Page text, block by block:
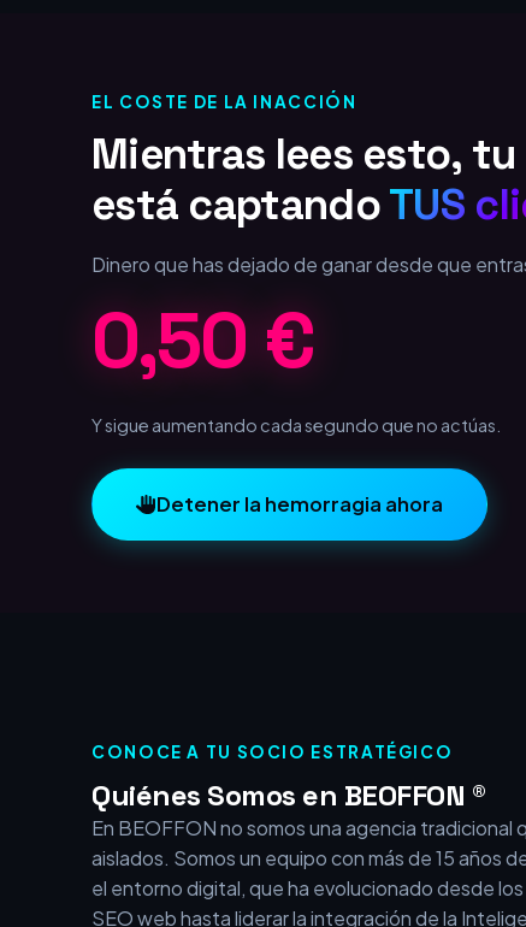
EL COSTE DE LA INACCIÓN
Mientras lees esto, tu
está captandoTUS
Dinero que has dejado de ganar desde que
1,00 €
Y sigue aumentando cada segundo que no actúas.
CONOCE A TU SOCIO ESTRATÉGICO
Quiénes Somos en BEOFFON ®
En BEOFFON no somos una agencia tradicional